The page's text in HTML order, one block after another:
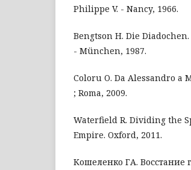
Philippe V. - Nancy, 1966.
Bengtson H. Die
- München, 1987.
Coloru O. Da Alessandro a
; Roma, 2009.
Waterfield R. Dividing the
Empire. Oxford, 2011.
Кошеленко ГА. Восстание